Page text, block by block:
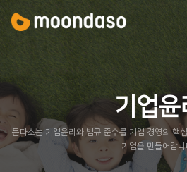
기업윤
문다소는 기업윤리와 법규 준수를 기업 경영의 핵
기업을 만들어갑니